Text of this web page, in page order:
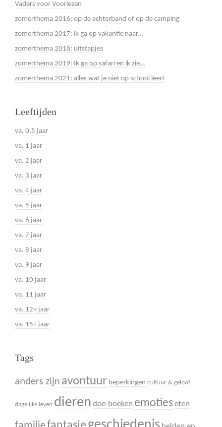
Vaders voor Voorlezen
zomerthema 2016: op de achterband of op de camping
zomerthema 2017: ik ga op vakantie naar…
zomerthema 2018: uitstapjes
zomerthema 2019: Ik ga op safari en ik zie…
zomerthema 2021: alles wat je niet op school leert
Leeftijden
va. 0,5 jaar
va. 1 jaar
va. 2 jaar
va. 3 jaar
va. 4 jaar
va. 5 jaar
va. 6 jaar
va. 7 jaar
va. 8 jaar
va. 9 jaar
va. 10 jaar
va. 11 jaar
va. 12+ jaar
va. 15+ jaar
Tags
anders zijn avontuur beperkingen cultuur & geloof
dagelijks leven dieren doe-boeken emotieseten